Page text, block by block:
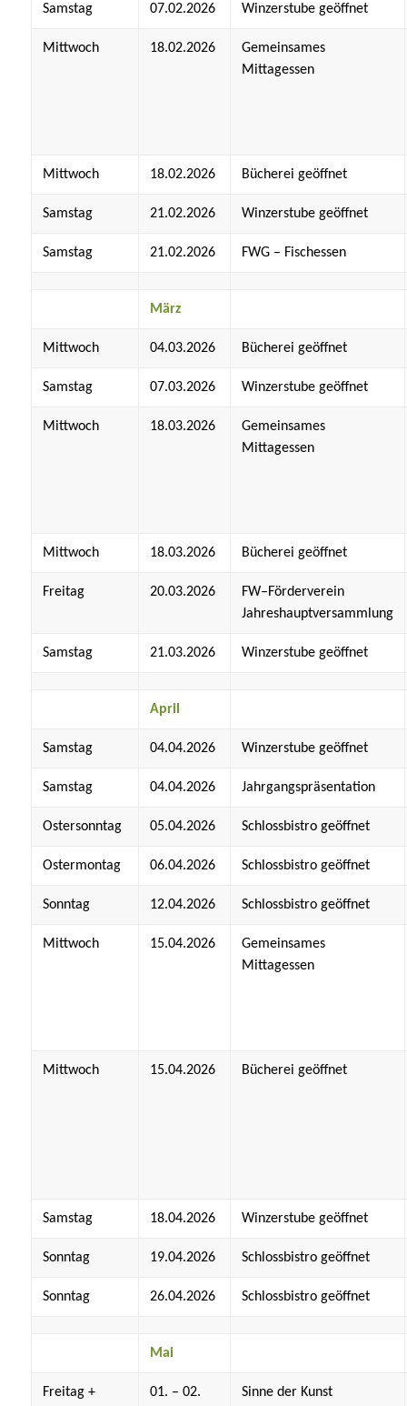
Samstag 07.02.2026 Winzerstube geöffnet
Mittwoch 18.02.2026
Gemeinsames
Mittagessen
Mittwoch 18.02.2026 Bücherei geöffnet
Samstag 21.02.2026 Winzerstube geöffnet
Samstag 21.02.2026 FWG – Fischessen
März
Mittwoch 04.03.2026 Bücherei geöffnet
Samstag 07.03.2026 Winzerstube geöffnet
Mittwoch 18.03.2026
Gemeinsames
Mittagessen
Mittwoch 18.03.2026 Bücherei geöffnet
Freitag 20.03.2026
FW–Förderverein
Jahreshauptversammlung
Samstag 21.03.2026 Winzerstube geöffnet
April
Samstag 04.04.2026 Winzerstube geöffnet
Samstag 04.04.2026 Jahrgangspräsentation
Ostersonntag 05.04.2026 Schlossbistro geöffnet
Ostermontag 06.04.2026 Schlossbistro geöffnet
Sonntag 12.04.2026 Schlossbistro geöffnet
Mittwoch 15.04.2026
Gemeinsames
Mittagessen
Mittwoch 15.04.2026 Bücherei geöffnet
Samstag 18.04.2026 Winzerstube geöffnet
Sonntag 19.04.2026 Schlossbistro geöffnet
Sonntag 26.04.2026 Schlossbistro geöffnet
Mai
Freitag + 01. – 02. Sinne der Kunst